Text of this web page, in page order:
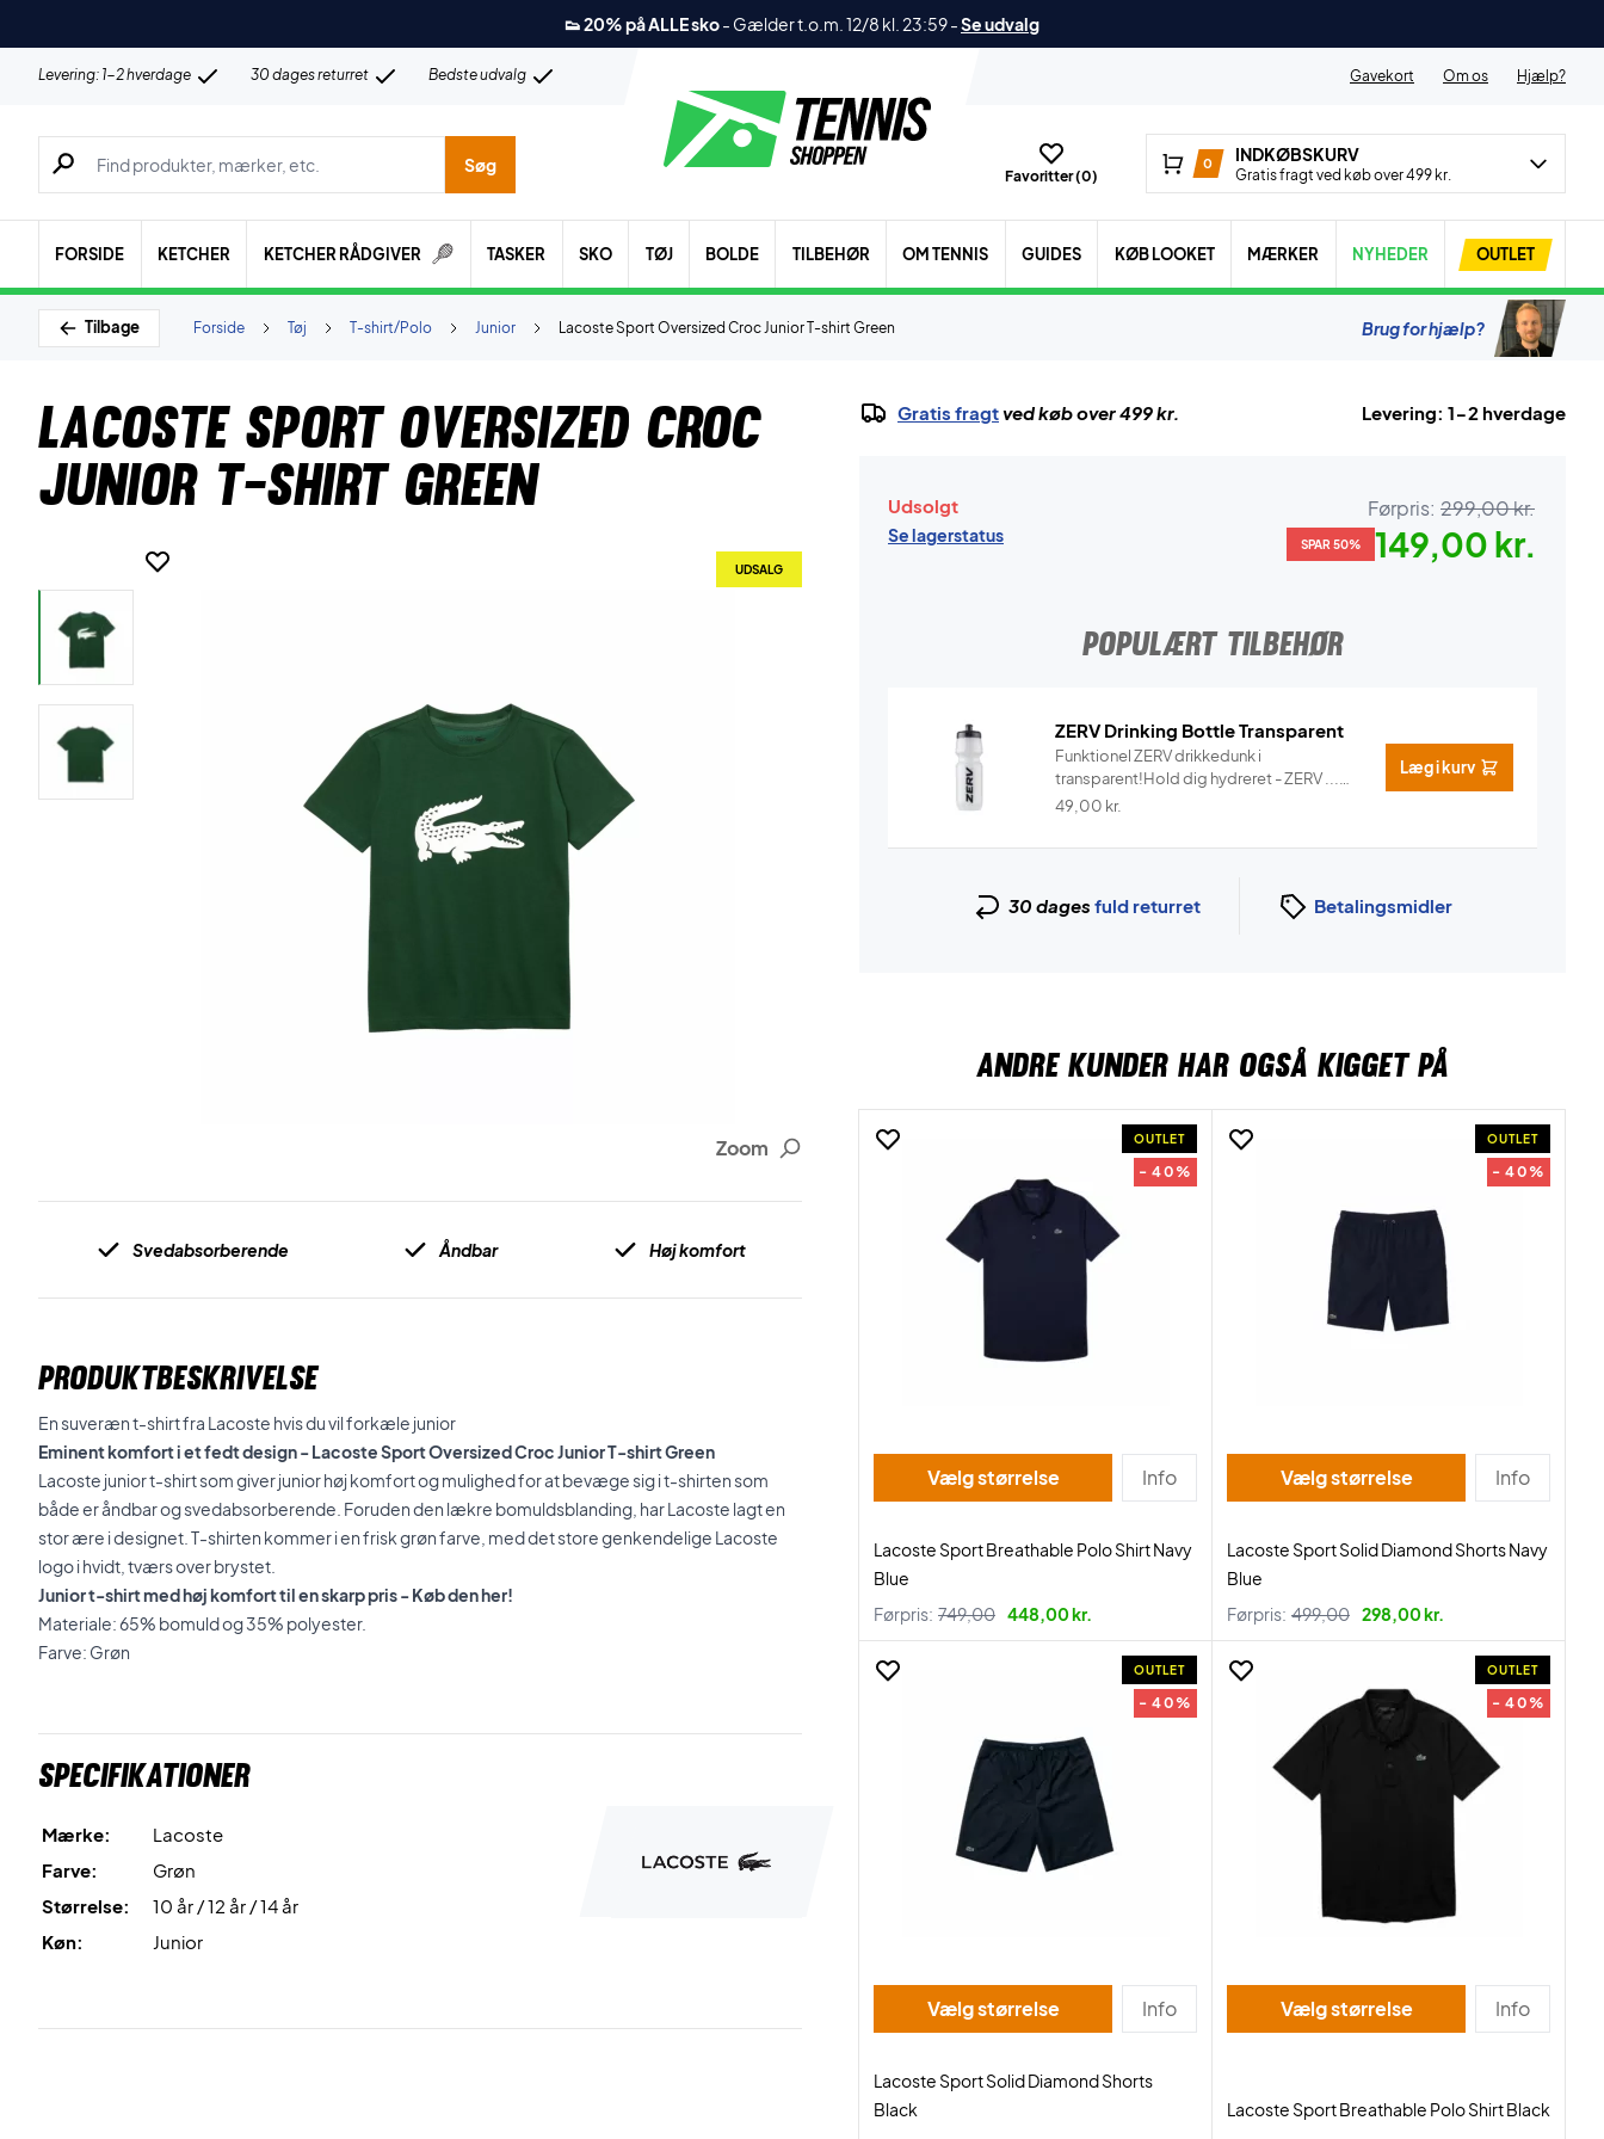
👟 20% på ALLE sko- Gælder t.o.m. 12/8 kl. 23:59-Se udvalg
Levering: 1-2 hverdage 30 dages returret Bedste udvalg Gavekort Om os Hjælp?
Søg efter produkter, mærker etc.
Søg
Favoritter (0)
0 INDKØBSKURV
Gratis fragt ved køb over 499 kr.
FORSIDE KETCHER KETCHER RÅDGIVER TASKER SKO TØJ BOLDE TILBEHØR OM TENNIS GUIDES KØB LOOKET MÆRKER NYHEDER OUTLET
Tilbage Lacoste Sport Oversized Croc Junior T-shirt Green
Junior
T-shirt/Polo
Tøj
Forside Brug for hjælp?
Lacoste Sport Oversized Croc
Junior T-shirt Green
Zoom
UDSALG
Svedabsorberende Åndbar Høj komfort
PRODUKTBESKRIVELSE
En suveræn t-shirt fra Lacoste hvis du vil forkæle junior
Eminent komfort i et fedt design - Lacoste Sport Oversized Croc Junior T-shirt Green
Lacoste junior t-shirt som giver junior høj komfort og mulighed for at bevæge sig i t-shirten som
både er åndbar og svedabsorberende. Foruden den lækre bomuldsblanding, har Lacoste lagt en
stor ære i designet. T-shirten kommer i en frisk grøn farve, med det store genkendelige Lacoste
logo i hvidt, tværs over brystet.
Junior t-shirt med høj komfort til en skarp pris - Køb den her!
Materiale: 65% bomuld og 35% polyester.
Farve: Grøn
Specifikationer
Mærke:
Lacoste
Farve:
Grøn
Størrelse:
10 år / 12 år / 14 år
Køn:
Junior
Gratis fragtved køb over 499 kr. Levering: 1-2 hverdage
Udsolgt
Se lagerstatus
Førpris: 299,00 kr.
SPAR 50% 149,00 kr.
POPULÆRT TILBEHØR
ZERV Drinking Bottle Transparent
Funktionel ZERV drikkedunk i
transparent!Hold dig hydreret - ZERV ...
Info
49,00 kr.
Læg i kurv
30 dages fuld returret Betalingsmidler
ANDRE KUNDER HAR OGSÅ KIGGET PÅ
OUTLET
- 40%
Vælg størrelse Info
Lacoste Sport Breathable Polo Shirt Navy
Blue
Førpris: 749,00 448,00 kr.
OUTLET
- 40%
Vælg størrelse Info
Lacoste Sport Solid Diamond Shorts Navy
Blue
Førpris: 499,00 298,00 kr.
OUTLET
- 40%
Vælg størrelse Info
Lacoste Sport Solid Diamond Shorts
Black
OUTLET
- 40%
Vælg størrelse Info
Lacoste Sport Breathable Polo Shirt Black